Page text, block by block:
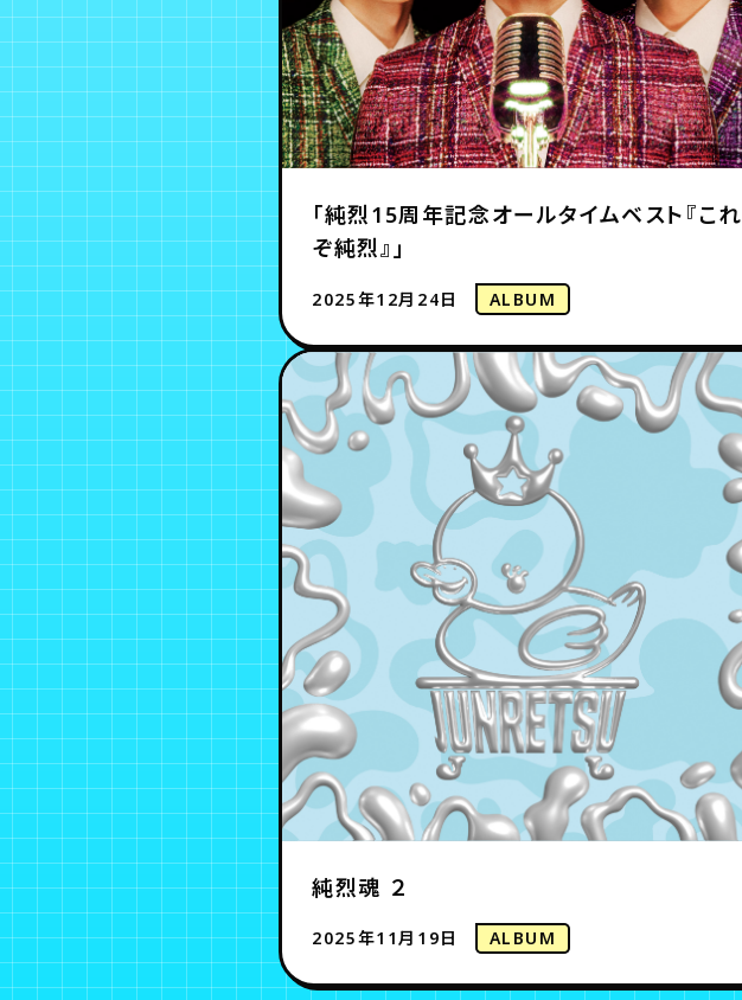
「純烈15周年記念オールタイムベスト『これ
ぞ純烈』」
2025年12月24日 ALBUM
純烈魂 ２
2025年11月19日 ALBUM